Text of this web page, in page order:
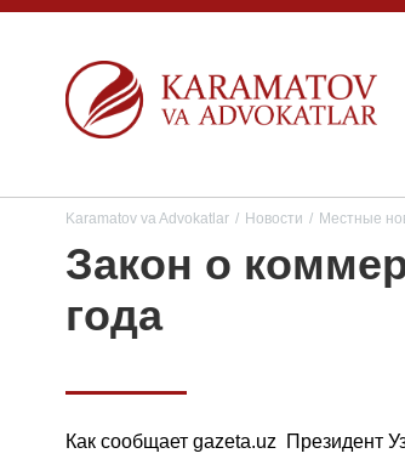
Karamatov va Advokatlar / Новости / Местные
Закон о
года
Как сообщает gazeta.uz Президент